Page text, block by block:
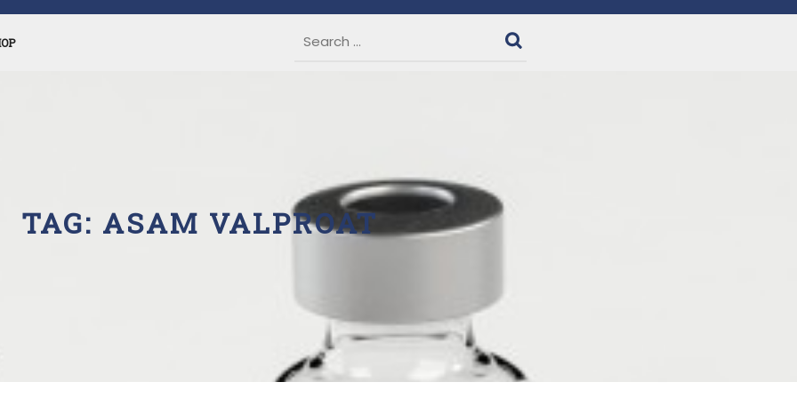
TAG: ASAM VALPROAT